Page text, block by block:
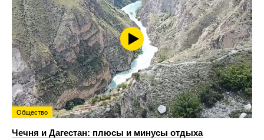
Общество
Чечня и Дагестан: плюсы и минусы отдыха